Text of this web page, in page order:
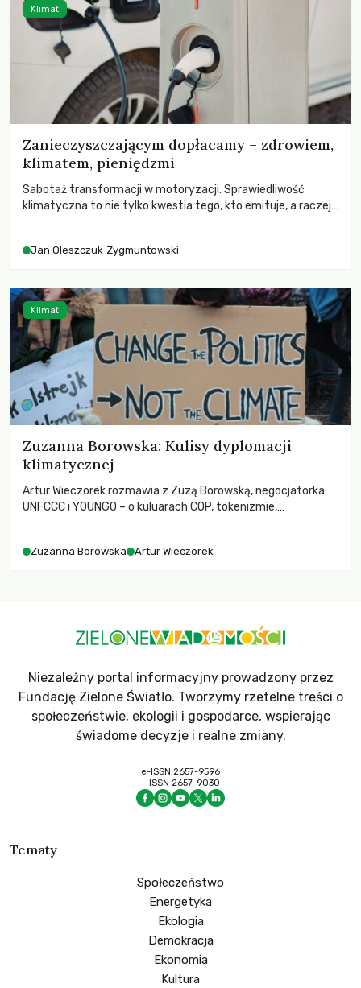
Zanieczyszczającym dopłacamy – zdrowiem,
klimatem, pieniędzmi
Sabotaż transformacji w motoryzacji. Sprawiedliwość
klimatyczna to nie tylko kwestia tego, kto emituje, a raczej
Jan Oleszczuk-Zygmuntowski
Klimat
Zuzanna Borowska: Kulisy dyplomacji
klimatycznej
Artur Wieczorek rozmawia z Zuzą Borowską, negocjatorka
UNFCCC i YOUNGO – o kuluarach COP, tokenizmie,
Zuzanna Borowska Artur Wieczorek
Klimat
Niezależny portal informacyjny prowadzony przez
Fundację Zielone Światło. Tworzymy rzetelne treści o
społeczeństwie, ekologii i gospodarce, wspierając
świadome decyzje i realne zmiany.
e-ISSN 2657-9596
ISSN 2657-9030
Tematy
Społeczeństwo
Energetyka
Ekologia
Demokracja
Ekonomia
Kultura